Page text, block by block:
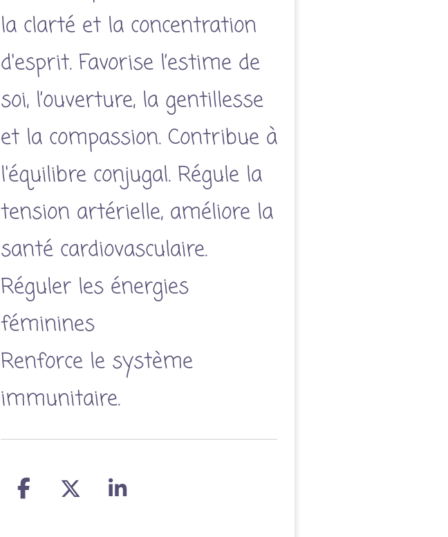
la clarté et la concentration
d'esprit. Favorise l’estime de
soi, l’ouverture, la gentillesse
et la compassion. Contribue à
l'équilibre conjugal. Régule la
tension artérielle, améliore la
santé cardiovasculaire.
Réguler les énergies
féminines
Renforce le système
immunitaire.
P P P